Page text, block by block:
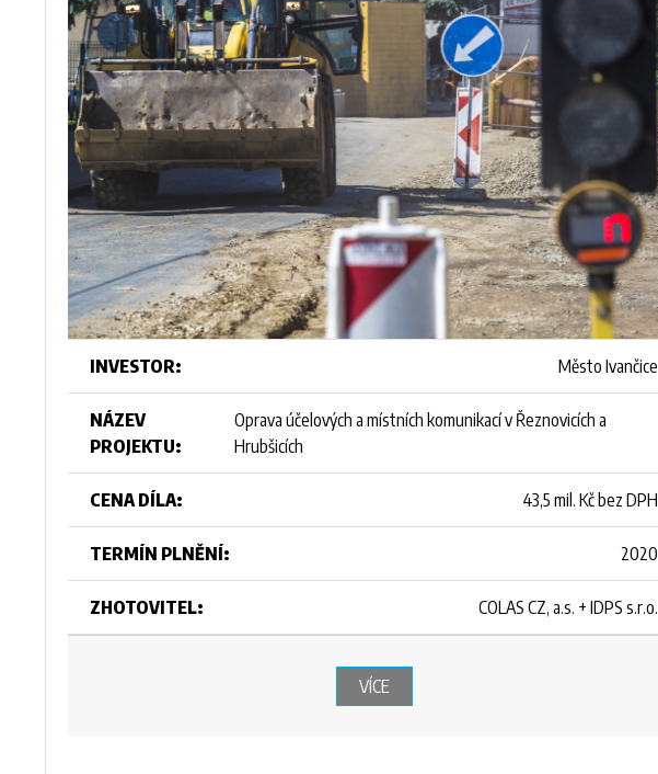
INVESTOR: Město Ivančice
NÁZEV
PROJEKTU:
Oprava účelových a místních komunikací v Řeznovicích a
Hrubšicích
CENA DÍLA: 43,5 mil. Kč bez DPH
TERMÍN PLNĚNÍ: 2020
ZHOTOVITEL: COLAS CZ, a.s. + IDPS s.r.o.
VÍCE